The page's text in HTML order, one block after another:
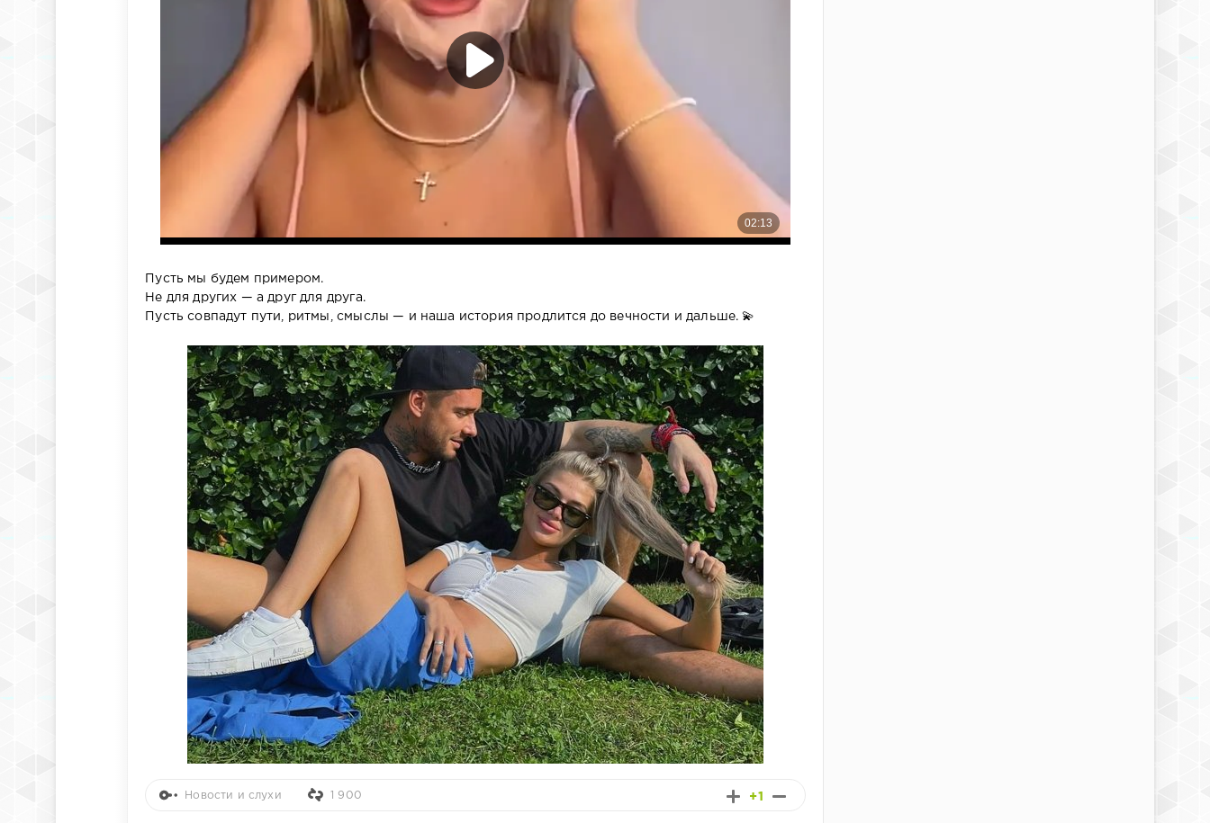
Пусть мы будем примером.
Не для других — а друг для друга.
Пусть совпадут пути, ритмы, смыслы — и наша история продлится до вечности и дальше. 💫
+1
Новости и слухи 1 900